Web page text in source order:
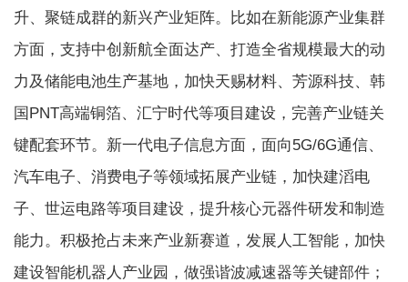
升、聚链成群的新兴产业矩阵。比如在新能源产业集群
方面，支持中创新航全面达产、打造全省规模最大的动
力及储能电池生产基地，加快天赐材料、芳源科技、韩
国PNT高端铜箔、汇宁时代等项目建设，完善产业链关
键配套环节。新一代电子信息方面，面向5G/6G通信、
汽车电子、消费电子等领域拓展产业链，加快建滔电
子、世运电路等项目建设，提升核心元器件研发和制造
能力。积极抢占未来产业新赛道，发展人工智能，加快
建设智能机器人产业园，做强谐波减速器等关键部件；